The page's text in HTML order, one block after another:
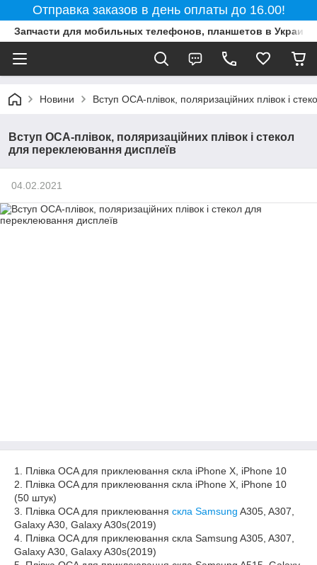
Отправка заказов в день оплаты до 16.00!
Запчасти для мобильных телефонов, планшетов в
Новини Вступ OCA-плівок, поляризаційних плівок і
Вступ OCA-плівок, поляризаційних плівок і стекол
для переклеювання дисплеїв
04.02.2021
1. Плівка OCA для приклеювання скла iPhone X, iPhone 10
2. Плівка OCA для приклеювання скла iPhone X, iPhone 10
(50 штук)
3. Плівка OCA для приклеювання скла Samsung A305, A307,
Galaxy A30, Galaxy A30s(2019)
4. Плівка OCA для приклеювання скла Samsung A305, A307,
Galaxy A30, Galaxy A30s(2019)